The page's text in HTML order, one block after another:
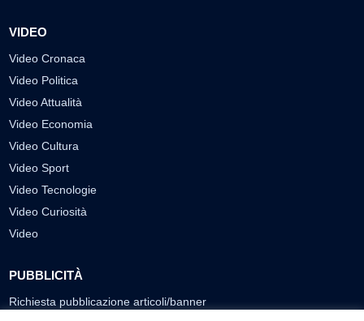
VIDEO
Video Cronaca
Video Politica
Video Attualità
Video Economia
Video Cultura
Video Sport
Video Tecnologie
Video Curiosità
Video
PUBBLICITÀ
Richiesta pubblicazione articoli/banner